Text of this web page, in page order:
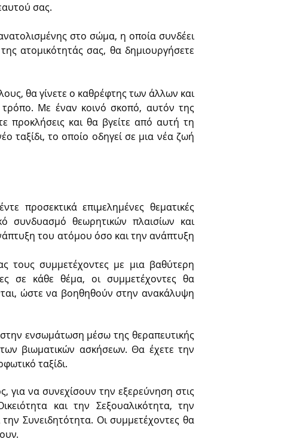
σας.
στο σώμα, η οποία συνδέει
ατομικότητάς σας, θα δημιουργήσετε
θα γίνετε ο καθρέφτης των άλλων και
τρόπο. Με έναν κοινό σκοπό, αυτόν της
προκλήσεις και θα βγείτε από αυτή τη
ταξίδι, το οποίο οδηγεί σε μια νέα ζωή
προσεκτικά επιμελημένες θεματικές
συνδυασμό θεωρητικών πλαισίων και
του ατόμου όσο και την ανάπτυξη
τους συμμετέχοντες με μια βαθύτερη
σε κάθε θέμα, οι συμμετέχοντες θα
ώστε να βοηθηθούν στην ανακάλυψη
ενσωμάτωση μέσω της θεραπευτικής
βιωματικών ασκήσεων. Θα έχετε την
ταξίδι.
για να συνεχίσουν την εξερεύνηση στις
και την Σεξουαλικότητα, την
Συνειδητότητα. Οι συμμετέχοντες θα